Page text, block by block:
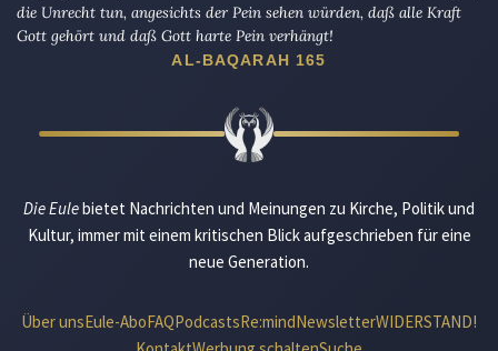
die Unrecht tun, angesichts der Pein sehen würden, daß alle Kraft
Gott gehört und daß Gott harte Pein verhängt!
AL-BAQARAH 165
Die Eulebietet Nachrichten und Meinungen zu Kirche, Politik und
Kultur, immer mit einem kritischen Blick aufgeschrieben für eine
neue Generation.
Über unsEule-AboFAQPodcastsRe:mindNewsletterWIDERSTAND!